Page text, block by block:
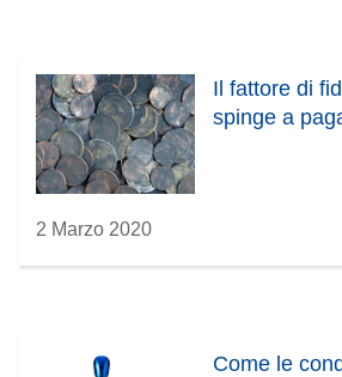
Il fattore di
spinge a
2 Marzo 2020
Come le